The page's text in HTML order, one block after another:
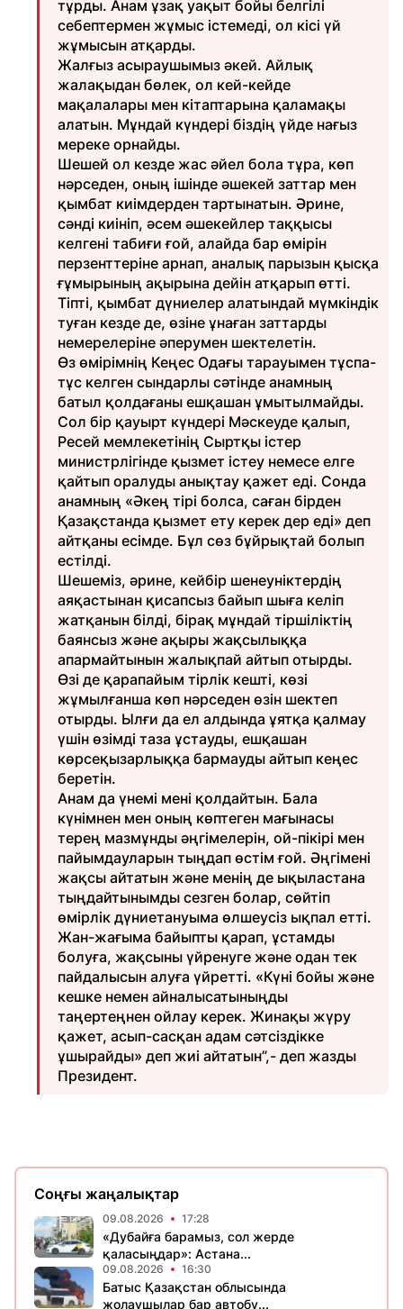
тұрды. Анам ұзақ уақыт бойы белгілі
себептермен жұ­мыс істемеді, ол кісі үй
жұмысын атқарды.
Жалғыз асыраушымыз әкей. Айлық
жалақыдан бөлек, ол кей-кейде
мақалалары мен кітаптарына қалам­ақы
алатын. Мұндай күндері біздің үйде нағыз
мереке орнайды.
Шешей ол кезде жас әйел бола тұра, көп
нәрседен, оның ішінде әшекей заттар мен
қымбат киімдерден тартынатын. Әрине,
сәнді киініп, әсем әшекейлер таққысы
келгені табиғи ғой, алайда бар өмірін
перзенттеріне арнап, аналық парызын қысқа
ғұмырының ақырына дейін атқарып өтті.
Тіпті, қымбат дүниелер алатындай мүмкіндік
туған кезде де, өзіне ұнаған заттарды
немерелеріне әперумен шектелетін.
Өз өмірімнің Кеңес Одағы тарауымен тұспа-
тұс келген сындарлы сәтінде анамның
батыл қолдағаны ешқашан ұмытылмайды.
Сол бір қауырт күнде­рі Мәскеуде қалып,
Ресей мемлекетінің Сыртқы істер
министрлігінде қызмет істеу немесе елге
қайтып оралуды анықтау қажет еді. Сонда
анамның «Әкең тірі болса, саған бірден
Қазақстанда қызмет ету керек дер еді» деп
айтқаны есімде. Бұл сөз бұйрықтай болып
естілді.
Шешеміз, әрине, кейбір шенеуніктердің
аяқастынан қисапсыз байып шыға келіп
жатқанын білді, бірақ мұндай тіршіліктің
баянсыз және ақыры жақсылыққа
апармайтынын жалықпай айтып отырды.
Өзі де қарапайым тірлік кешті, көзі
жұмылғанша көп нәрседен өзін шектеп
отырды. Ылғи да ел алдында ұятқа қалмау
үшін өзімді таза ұстауды, ешқашан
көрсеқызарлыққа бармауды айтып кеңес
беретін.
Анам да үнемі мені қолдайтын. Бала
күнімнен мен оның көптеген мағынасы
терең мазмұнды әңгімелерін, ой-пікірі мен
пайымдауларын тыңдап өстім ғой. Әңгімені
жақсы айтатын және менің де ықыластана
тыңдайтынымды сезген болар, сөйтіп
өмірлік дүниетануыма өлшеусіз ықпал етті.
Жан-жағыма байыпты қарап, ұстамды
болуға, жақсыны үйренуге және одан тек
пайдалысын алуға үйретті. «Күні бойы және
кешке немен айналысатыныңды
таңертеңнен ойлау керек. Жинақы жүру
қажет, асып-сасқан адам сәтсіздікке
ұшырайды» деп жиі айтатын”,- деп жазды
Президент.
Соңғы жаңалықтар
09.08.2026 17:28
«Дубайға барамыз, сол жерде
қаласыңдар»: Астана...
09.08.2026 16:30
Батыс Қазақстан облысында
жолаушылар бар автобу...